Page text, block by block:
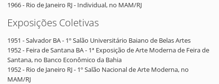
1966 - Rio de Janeiro RJ - Individual, no MAM/RJ
Exposições Coletivas
1951 - Salvador BA - 1º Salão Universitário Baiano de Belas Artes
1952 - Feira de Santana BA - 1ª Exposição de Arte Moderna de Feira de
Santana, no Banco Econômico da Bahia
1952 - Rio de Janeiro RJ - 1º Salão Nacional de Arte Moderna, no
MAM/RJ